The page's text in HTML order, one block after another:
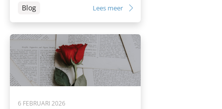
Blog Lees meer
6 FEBRUARI 2026